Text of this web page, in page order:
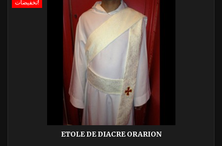
تخفيضات!
ETOLE DE DIACRE ORARION